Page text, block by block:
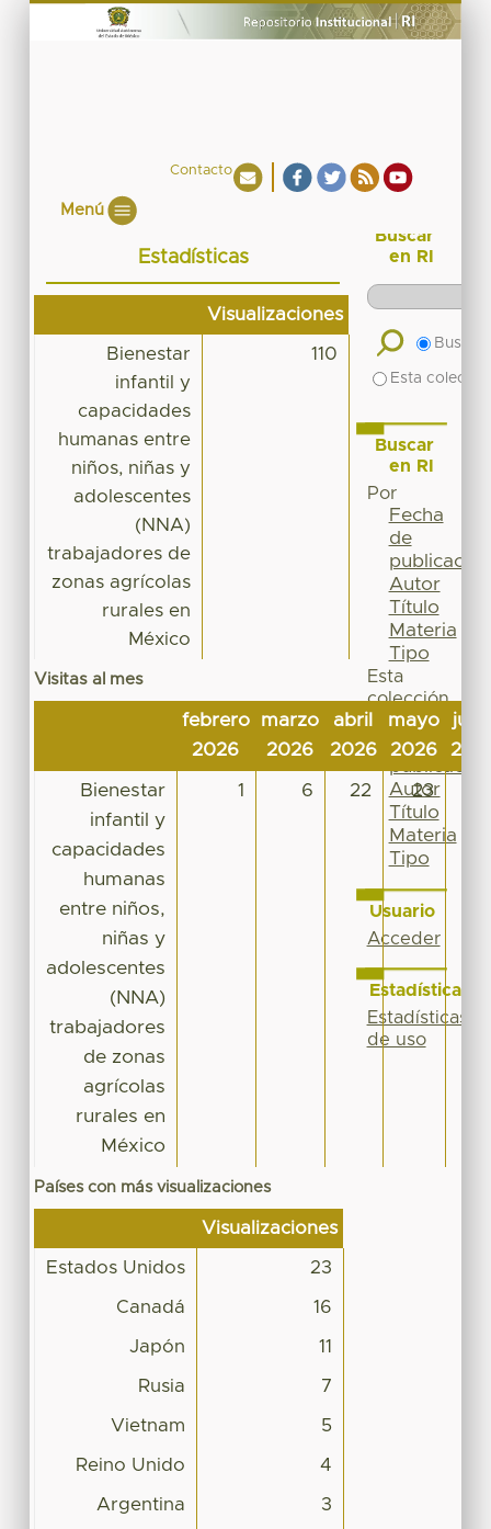
Contacto
Menú
Estadísticas
Visualizaciones
Bienestar
infantil y
capacidades
humanas entre
niños, niñas y
adolescentes
(NNA)
trabajadores de
zonas agrícolas
rurales en
México
110
Visitas al mes
febrero
2026
marzo
2026
abril
2026
mayo
2026
Bienestar
infantil y
capacidades
humanas
entre niños,
niñas y
adolescentes
(NNA)
trabajadores
de zonas
agrícolas
rurales en
México
1 6 22 23
Países con más visualizaciones
Visualizaciones
Estados Unidos 23
Canadá 16
Japón 11
Rusia 7
Vietnam 5
Reino Unido 4
Argentina 3
Buscar
en RI
Buscar
Esta
Buscar
en RI
Por
Fecha
de
publicación
Autor
Título
Materia
Tipo
Esta
colección
Fecha
de
publicación
Autor
Título
Materia
Tipo
Usuario
Acceder
Estadísticas
Estadísticas
de uso